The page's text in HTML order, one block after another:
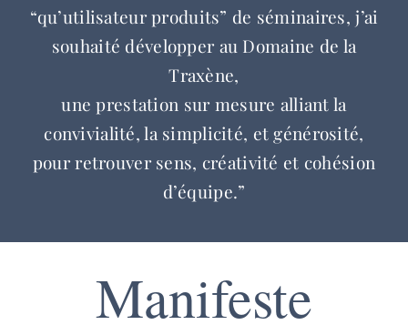
“qu’utilisateur produits” de séminaires, j’ai
souhaité développer au Domaine de la
Traxène,
une prestation sur mesure alliant la
convivialité, la simplicité, et générosité,
pour retrouver sens, créativité et cohésion
d’équipe.”
Manifeste